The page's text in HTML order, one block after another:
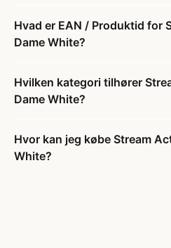
Hvad er EAN / Produktid for
Dame White?
Hvilken kategori tilhører
Dame White?
Hvor kan jeg købe Stream
White?